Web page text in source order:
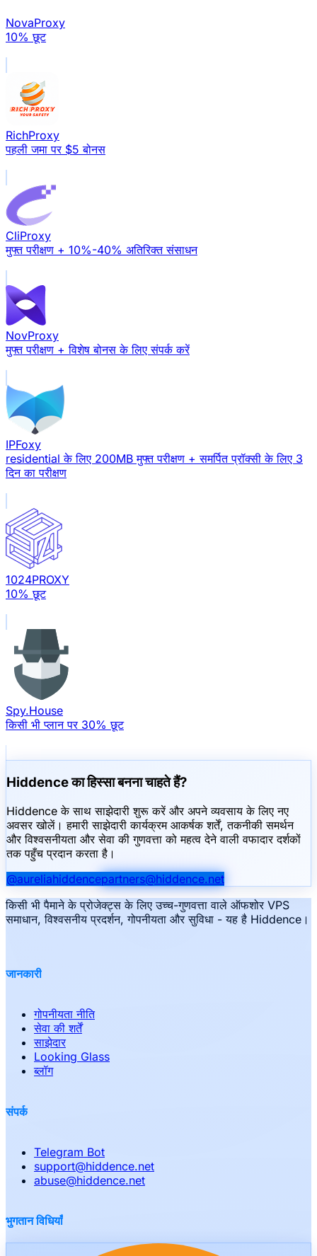
NovaProxy
10% छूट
RichProxy
पहली जमा पर $5 बोनस
CliProxy
मुफ्त परीक्षण + 10%-40% अतिरिक्त संसाधन
NovProxy
मुफ्त परीक्षण + विशेष बोनस के लिए संपर्क करें
IPFoxy
residential के लिए 200MB मुफ्त परीक्षण + समर्पित प्रॉक्सी के लिए 3
दिन का परीक्षण
1024PROXY
10% छूट
Spy.House
किसी भी प्लान पर 30% छूट
Hiddence का हिस्सा बनना चाहते हैं?
Hiddence के साथ साझेदारी शुरू करें और अपने व्यवसाय के लिए नए
अवसर खोलें। हमारी साझेदारी कार्यक्रम आकर्षक शर्तें, तकनीकी समर्थन
और विश्वसनीयता और सेवा की गुणवत्ता को महत्व देने वाली वफादार दर्शकों
तक पहुँच प्रदान करता है।
@aureliahiddencepartners@hiddence.net
किसी भी पैमाने के प्रोजेक्ट्स के लिए उच्च-गुणवत्ता वाले ऑफशोर VPS
समाधान, विश्वसनीय प्रदर्शन, गोपनीयता और सुविधा - यह है Hiddence।
जानकारी
गोपनीयता नीति
सेवा की शर्तें
साझेदार
Looking Glass
ब्लॉग
संपर्क
Telegram Bot
support@hiddence.net
abuse@hiddence.net
भुगतान विधियाँ